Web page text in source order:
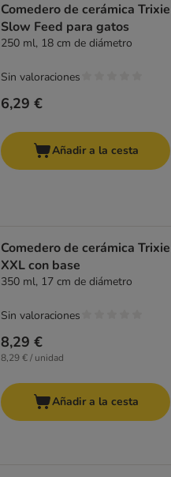
Comedero de cerámica Trixie
Slow Feed para gatos
250 ml, 18 cm de diámetro
6,29 €
Sin valoraciones
Añadir a la cesta
Comedero de cerámica Trixie
XXL con base
350 ml, 17 cm de diámetro
8,29 €
8,29 € / unidad
Sin valoraciones
Añadir a la cesta